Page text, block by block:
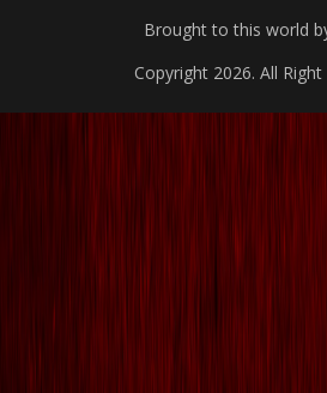
Brought to this world
Copyright 2026. All Right